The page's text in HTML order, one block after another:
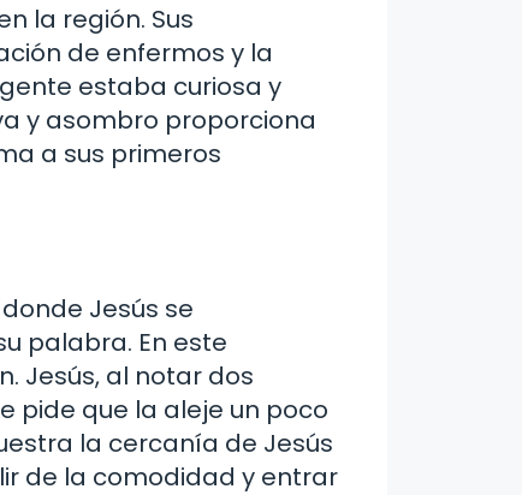
la región. Sus
de enfermos y la
estaba curiosa y
y asombro proporciona
a sus primeros
Jesús se
palabra. En este
Jesús, al notar dos
pide que la aleje un poco
la cercanía de Jesús
de la comodidad y entrar